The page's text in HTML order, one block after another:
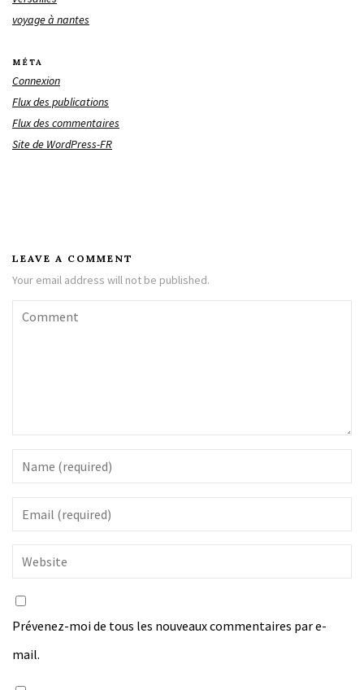
voyage à nantes
MÉTA
Connexion
Flux des publications
Flux des commentaires
Site de WordPress-FR
LEAVE A COMMENT
Your email address will not be published.
Prévenez-moi de tous les nouveaux commentaires par e-
mail.